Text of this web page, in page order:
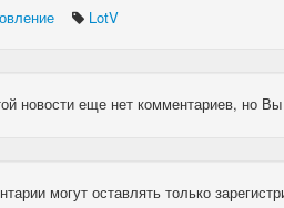
LotV
новости еще нет комментариев, но
могут оставлять только